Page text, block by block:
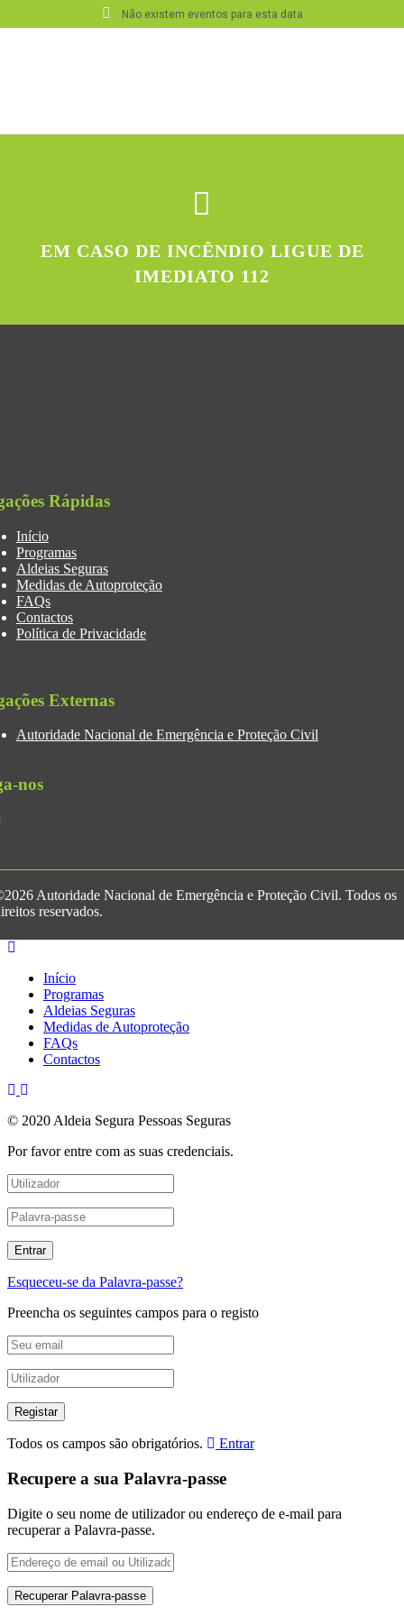
Não existem eventos para esta data
EM CASO DE INCÊNDIO LIGUE DE
IMEDIATO 112
Rápidas
Início
Programas
Aldeias Seguras
Medidas de Autoproteção
FAQs
Contactos
Política de Privacidade
Externas
Autoridade Nacional de Emergência e Proteção Civil
nos
Autoridade Nacional de Emergência e Proteção Civil. Todos os
reservados.
Início
Programas
Aldeias Seguras
Medidas de Autoproteção
FAQs
Contactos
© 2020 Aldeia Segura Pessoas Seguras
Por favor entre com as suas credenciais.
Esqueceu-se da Palavra-passe?
Preencha os seguintes campos para o registo
Todos os campos são obrigatórios. Entrar
Recupere a sua Palavra-passe
Digite o seu nome de utilizador ou endereço de e-mail para
recuperar a Palavra-passe.